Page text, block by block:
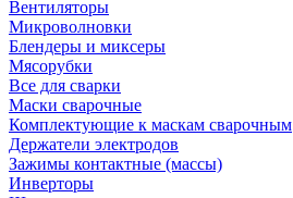
Вентиляторы
Микроволновки
Блендеры и миксеры
Мясорубки
Все для сварки
Маски сварочные
Комплектующие к маскам сварочным
Держатели электродов
Зажимы контактные (массы)
Инверторы